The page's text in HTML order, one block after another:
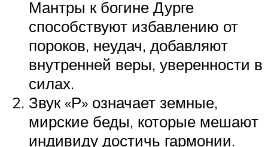
Мантры к богине Дурге
способствуют избавлению от
пороков, неудач, добавляют
внутренней веры, уверенности в
силах.
Звук «Р» означает земные,
мирские беды, которые мешают
индивиду достичь гармонии.